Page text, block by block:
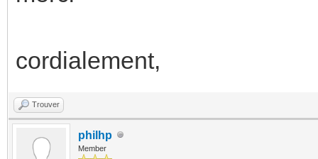
cordialement,
Trouver
philhp
Member